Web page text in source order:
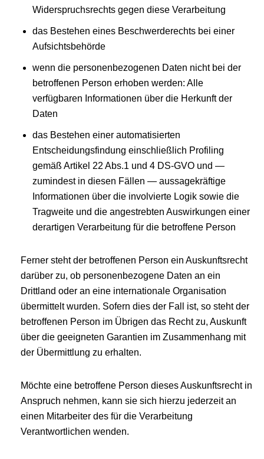
Widerspruchsrechts gegen diese Verarbeitung
das Bestehen eines Beschwerderechts bei einer
Aufsichtsbehörde
wenn die personenbezogenen Daten nicht bei der
betroffenen Person erhoben werden: Alle
verfügbaren Informationen über die Herkunft der
Daten
das Bestehen einer automatisierten
Entscheidungsfindung einschließlich Profiling
gemäß Artikel 22 Abs.1 und 4 DS-GVO und —
zumindest in diesen Fällen — aussagekräftige
Informationen über die involvierte Logik sowie die
Tragweite und die angestrebten Auswirkungen einer
derartigen Verarbeitung für die betroffene Person
Ferner steht der betroffenen Person ein Auskunftsrecht
darüber zu, ob personenbezogene Daten an ein
Drittland oder an eine internationale Organisation
übermittelt wurden. Sofern dies der Fall ist, so steht der
betroffenen Person im Übrigen das Recht zu, Auskunft
über die geeigneten Garantien im Zusammenhang mit
der Übermittlung zu erhalten.
Möchte eine betroffene Person dieses Auskunftsrecht in
Anspruch nehmen, kann sie sich hierzu jederzeit an
einen Mitarbeiter des für die Verarbeitung
Verantwortlichen wenden.